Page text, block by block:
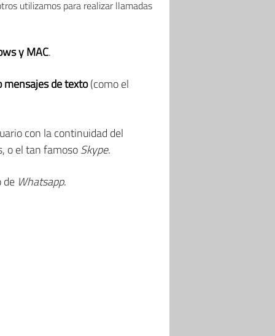
utilizamos para realizar llamadas
y MAC.
de texto(como el
con la continuidad del
o el tan famosoSkype.
de Whatsapp.